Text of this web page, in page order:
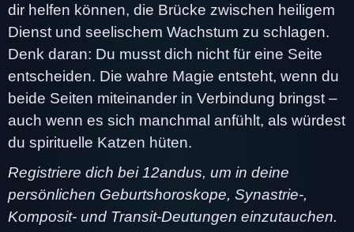
dir helfen können, die Brücke zwischen heiligem
Dienst und seelischem Wachstum zu schlagen.
Denk daran: Du musst dich nicht für eine Seite
entscheiden. Die wahre Magie entsteht, wenn du
beide Seiten miteinander in Verbindung bringst –
auch wenn es sich manchmal anfühlt, als würdest
du spirituelle Katzen hüten.
Registriere dich bei 12andus, um in deine
persönlichen Geburtshoroskope, Synastrie-,
Komposit- und Transit-Deutungen einzutauchen.